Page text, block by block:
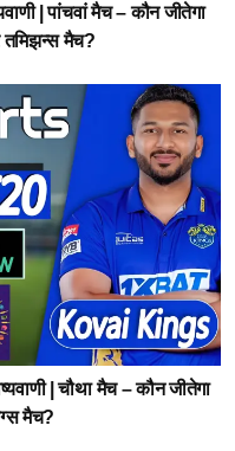
| पांचवां मैच – कौन जीतेगा
तमिझन्स मैच?
| चौथा मैच – कौन जीतेगा
मैच?